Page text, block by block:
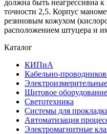
должна быть неагрессивна
точности 2,5. Корпус
резиновым кожухом
расположением штуцера и
Каталог
КИПиА
Кабельно-
Щитовое оборудование
Светотехника
Системы для
Автоматизация
Электромагнитные